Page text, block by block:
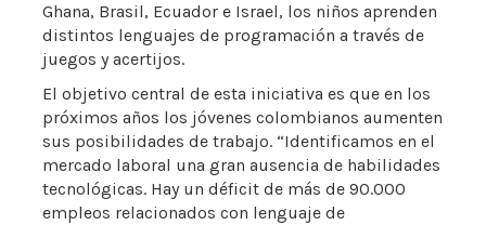
Ghana, Brasil, Ecuador e Israel, los niños aprenden
distintos lenguajes de programación a través de
juegos y acertijos.
El objetivo central de esta iniciativa es que en los
próximos años los jóvenes colombianos aumenten
sus posibilidades de trabajo. “Identificamos en el
mercado laboral una gran ausencia de habilidades
tecnológicas. Hay un déficit de más de 90.000
empleos relacionados con lenguaje de